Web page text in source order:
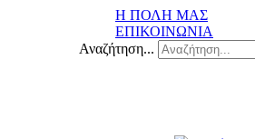
Η ΠΟΛΗ ΜΑΣ
ΕΠΙΚΟΙΝΩΝΙΑ
Αναζήτηση...